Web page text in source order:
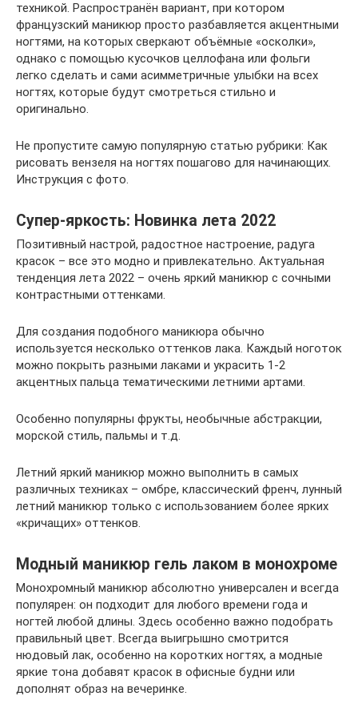
техникой. Распространён вариант, при котором
французский маникюр просто разбавляется акцентными
ногтями, на которых сверкают объёмные «осколки»,
однако с помощью кусочков целлофана или фольги
легко сделать и сами асимметричные улыбки на всех
ногтях, которые будут смотреться стильно и
оригинально.
Не пропустите самую популярную статью рубрики: Как
рисовать вензеля на ногтях пошагово для начинающих.
Инструкция с фото.
Супер-яркость: Новинка лета 2022
Позитивный настрой, радостное настроение, радуга
красок – все это модно и привлекательно. Актуальная
тенденция лета 2022 – очень яркий маникюр с сочными
контрастными оттенками.
Для создания подобного маникюра обычно
используется несколько оттенков лака. Каждый ноготок
можно покрыть разными лаками и украсить 1-2
акцентных пальца тематическими летними артами.
Особенно популярны фрукты, необычные абстракции,
морской стиль, пальмы и т.д.
Летний яркий маникюр можно выполнить в самых
различных техниках – омбре, классический френч, лунный
летний маникюр только с использованием более ярких
«кричащих» оттенков.
Модный маникюр гель лаком в монохроме
Монохромный маникюр абсолютно универсален и всегда
популярен: он подходит для любого времени года и
ногтей любой длины. Здесь особенно важно подобрать
правильный цвет. Всегда выигрышно смотрится
нюдовый лак, особенно на коротких ногтях, а модные
яркие тона добавят красок в офисные будни или
дополнят образ на вечеринке.